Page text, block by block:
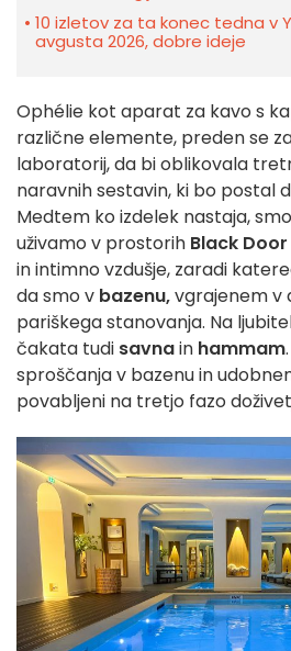
10 izletov za ta konec tedna v
avgusta 2026, dobre ideje
Ophélie kot aparat za kavo s
različne elemente, preden se
laboratorij, da bi oblikovala
naravnih sestavin, ki bo postal
Medtem ko izdelek nastaja,
uživamo v prostorih Black
in intimno vzdušje, zaradi
da smo v bazenu,vgrajenem v
pariškega stanovanja. Na
čakata tudi savnain hammam
sproščanja v bazenu in
povabljeni na tretjo fazo